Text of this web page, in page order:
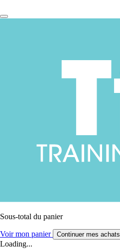
Sous-total du panier
Voir mon panier Continuer mes achats
Loading...